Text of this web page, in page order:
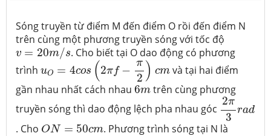
Sóng truyền từ điểm M đến điểm O rồi đến điểm N
trên cùng một phương truyền sóng với tốc độ
v = 20m/s
v=20m/s
. Cho biết tại O dao động có phương
trình uO = 4cos (2πf −
π
2 ) cm
uO= 4c os(2πf−π2 )cm
và tại hai điểm
gần nhau nhất cách nhau 6m
6m trên cùng phương
truyền sóng thì dao động lệch pha nhau góc
2π
3
rad
2π3
. Cho ON = 50cm
ON= 50cm . Phương trình sóng tại N là